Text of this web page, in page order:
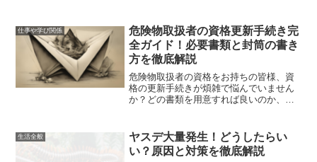
仕事や学び関係
危険物取扱者の資格更新手続き完
全ガイド！必要書類と封筒の書き
方を徹底解説
危険物取扱者の資格をお持ちの皆様、資
格の更新手続きが煩雑で悩んでいません
か？どの書類を用意すれば良いのか、封
では、危険物取扱者の資格更新手続きに
必要な書類や封筒の書き方...
生活全般
ヤスデ大量発生！どうしたらい
い？原因と対策を徹底解説